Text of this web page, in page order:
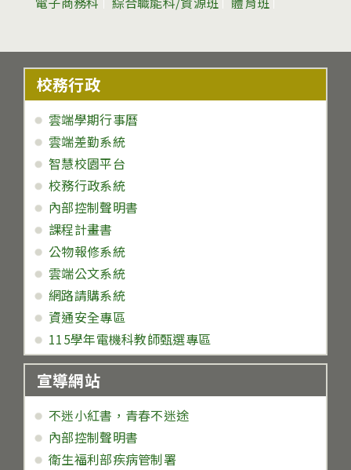
校務行政
雲端學期行事曆
雲端差勤系統
智慧校園平台
校務行政系統
內部控制聲明書
課程計畫書
公物報修系統
雲端公文系統
網路請購系統
資通安全專區
115學年電機科教師甄選專區
宣導網站
不迷小紅書，青春不迷途
內部控制聲明書
衛生福利部疾病管制署